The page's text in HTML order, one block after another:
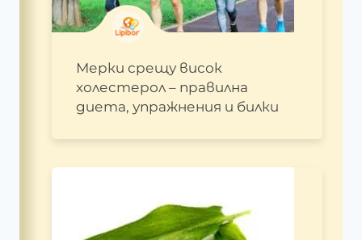
Мерки срещу висок
холестерол – правилна
диета, упражнения и билки